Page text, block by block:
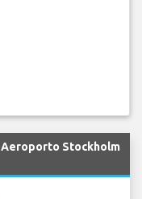
Stockholm